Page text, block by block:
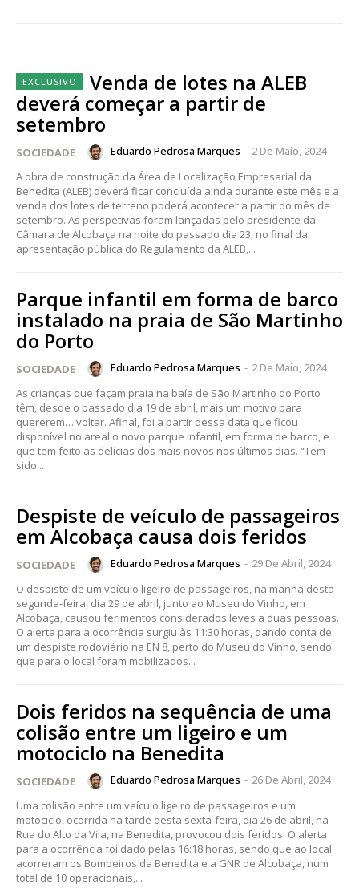
Venda de lotes na ALEB
deverá começar a partir de
setembro
SOCIEDADE Eduardo Pedrosa Marques - 2 De Maio, 2024
A obra de construção da Área de Localização Empresarial da
Benedita (ALEB) deverá ficar concluída ainda durante este mês e a
venda dos lotes de terreno poderá acontecer a partir do mês de
setembro. As perspetivas foram lançadas pelo presidente da
Câmara de Alcobaça na noite do passado dia 23, no final da
apresentação pública do Regulamento da ALEB,...
Parque infantil em forma de barco
instalado na praia de São Martinho
do Porto
SOCIEDADE Eduardo Pedrosa Marques - 2 De Maio, 2024
As crianças que façam praia na baía de São Martinho do Porto
têm, desde o passado dia 19 de abril, mais um motivo para
quererem… voltar. Afinal, foi a partir dessa data que ficou
disponível no areal o novo parque infantil, em forma de barco, e
que tem feito as delícias dos mais novos nos últimos dias. “Tem
sido...
Despiste de veículo de passageiros
em Alcobaça causa dois feridos
SOCIEDADE Eduardo Pedrosa Marques - 29 De Abril, 2024
O despiste de um veículo ligeiro de passageiros, na manhã desta
segunda-feira, dia 29 de abril, junto ao Museu do Vinho, em
Alcobaça, causou ferimentos considerados leves a duas pessoas.
O alerta para a ocorrência surgiu às 11:30 horas, dando conta de
um despiste rodoviário na EN 8, perto do Museu do Vinho, sendo
que para o local foram mobilizados...
Dois feridos na sequência de uma
colisão entre um ligeiro e um
motociclo na Benedita
SOCIEDADE Eduardo Pedrosa Marques - 26 De Abril, 2024
Uma colisão entre um veículo ligeiro de passageiros e um
motociclo, ocorrida na tarde desta sexta-feira, dia 26 de abril, na
Rua do Alto da Vila, na Benedita, provocou dois feridos. O alerta
para a ocorrência foi dado pelas 16:18 horas, sendo que ao local
acorreram os Bombeiros da Benedita e a GNR de Alcobaça, num
total de 10 operacionais,...